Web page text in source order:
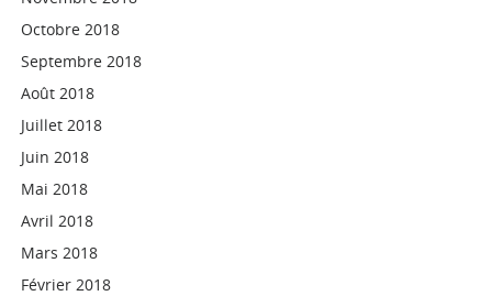
Octobre 2018
Septembre 2018
Août 2018
Juillet 2018
Juin 2018
Mai 2018
Avril 2018
Mars 2018
Février 2018